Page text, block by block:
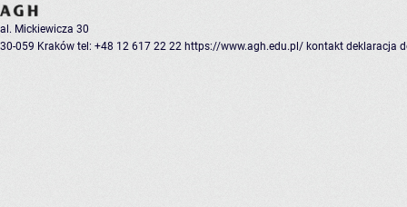
al. Mickiewicza 30
30-059 Kraków tel: +48 12 617 22 22 https://www.agh.edu.pl/ kontakt deklaracja